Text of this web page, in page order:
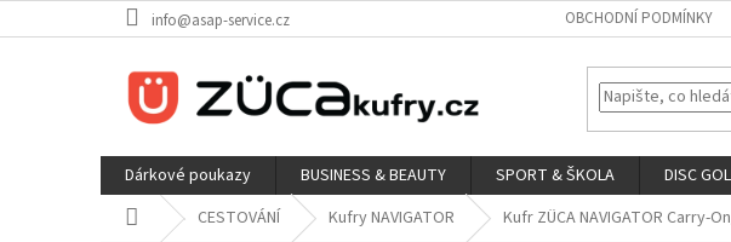
na
info@asap-service.cz OBCHODNÍ PODMÍNKY
Dárkové poukazy BUSINESS & BEAUTY SPORT & ŠKOLA DISC
Domů CESTOVÁNÍ Kufry NAVIGATOR Kufr ZÜCA NAVIGATOR Carry-